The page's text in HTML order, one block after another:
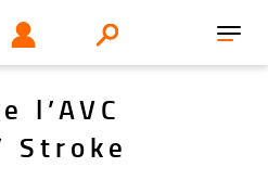
USER Search
l’AVC
Stroke